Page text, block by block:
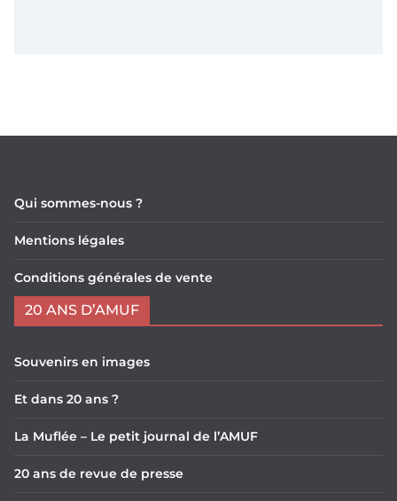
Qui sommes-nous ?
Mentions légales
Conditions générales de vente
20 ANS D’AMUF
Souvenirs en images
Et dans 20 ans ?
La Muflée – Le petit journal de l’AMUF
20 ans de revue de presse